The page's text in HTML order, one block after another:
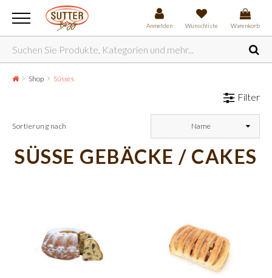
Anmelden Wunschliste Warenkorb
Shop Süsses
Filter
Sortierung nach Name
SÜSSE GEBÄCKE / CAKES